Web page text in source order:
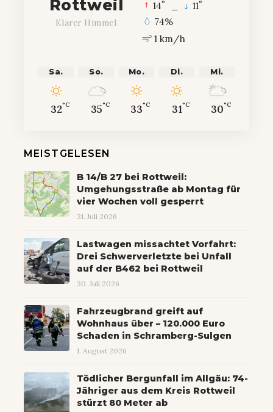
Rottweil
Klarer Himmel
14° 11°
74%
1 km/h
Sa.
32°C
So.
35°C
Mo.
33°C
Di.
31°C
Mi.
30°C
MEISTGELESEN
B 14/B 27 bei Rottweil:
Umgehungsstraße ab Montag für
vier Wochen voll gesperrt
31. Juli 2026
Lastwagen missachtet Vorfahrt:
Drei Schwerverletzte bei Unfall
auf der B462 bei Rottweil
30. Juli 2026
Fahrzeugbrand greift auf
Wohnhaus über – 120.000 Euro
Schaden in Schramberg-Sulgen
1. August 2026
Tödlicher Bergunfall im Allgäu: 74-
Jähriger aus dem Kreis Rottweil
stürzt 80 Meter ab